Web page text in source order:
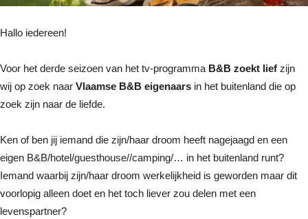
Hallo iedereen!
Voor het derde seizoen van het tv-programma B&B zoekt lief zijn
wij op zoek naar Vlaamse B&B eigenaars in het buitenland die op
zoek zijn naar de liefde.
Ken of ben jij iemand die zijn/haar droom heeft nagejaagd en een
eigen B&B/hotel/guesthouse//camping/… in het buitenland runt?
Iemand waarbij zijn/haar droom werkelijkheid is geworden maar dit
voorlopig alleen doet en het toch liever zou delen met een
levenspartner?